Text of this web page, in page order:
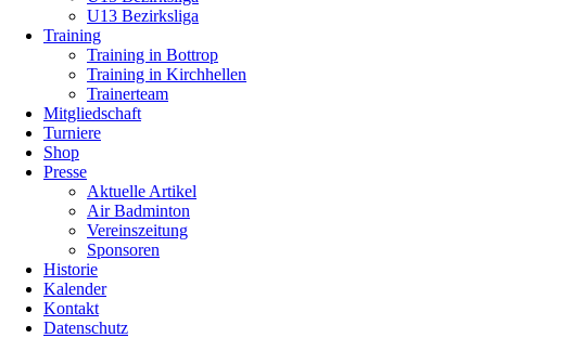
U13 Bezirksliga
Training
Training in Bottrop
Training in Kirchhellen
Trainerteam
Mitgliedschaft
Turniere
Shop
Presse
Aktuelle Artikel
Air Badminton
Vereinszeitung
Sponsoren
Historie
Kalender
Kontakt
Datenschutz